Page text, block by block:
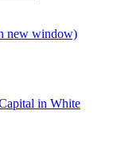
new window)